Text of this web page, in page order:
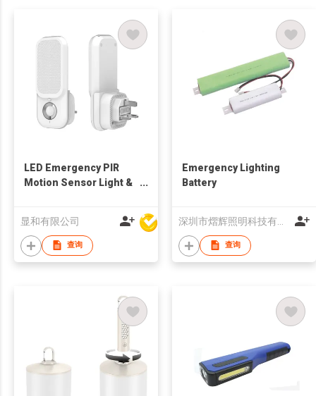
LED Emergency PIR
Motion Sensor Light &
显和有限公司
查询
Emergency Lighting
Battery
查询